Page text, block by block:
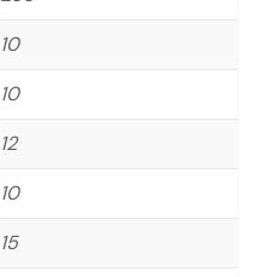
10
10
12
10
15